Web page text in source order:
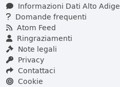
Informazioni Dati Alto Adige
Domande frequenti
Atom Feed
Ringraziamenti
Note legali
Privacy
Contattaci
Cookie